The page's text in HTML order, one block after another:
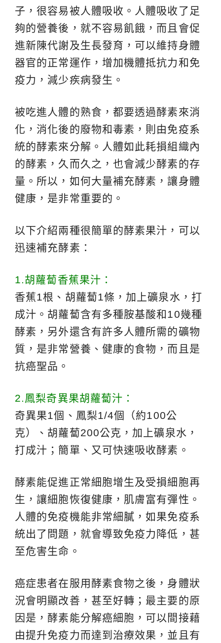
子，很容易被人體吸收。人體吸收了足
夠的營養後，就不容易飢餓，而且會促
進新陳代謝及生長發育，可以維持身體
器官的正常運作，增加機體抵抗力和免
疫力，減少疾病發生。
被吃進人體的熟食，都要透過酵素來消
化，消化後的廢物和毒素，則由免疫系
統的酵素來分解。人體如此耗損組織內
的酵素，久而久之，也會減少酵素的存
量。所以，如何大量補充酵素，讓身體
健康，是非常重要的。
以下介紹兩種很簡單的酵素果汁，可以
迅速補充酵素：
1.胡蘿蔔香蕉果汁：
香蕉1根、胡蘿蔔1條，加上礦泉水，打
成汁。胡蘿蔔含有多種胺基酸和10幾種
酵素，另外還含有許多人體所需的礦物
質，是非常營養、健康的食物，而且是
抗癌聖品。
2.鳳梨奇異果胡蘿蔔汁：
奇異果1個、鳳梨1/4個（約100公
克）、胡蘿蔔200公克，加上礦泉水，
打成汁；簡單、又可快速吸收酵素。
酵素能促進正常細胞增生及受損細胞再
生，讓細胞恢復健康，肌膚富有彈性。
人體的免疫機能非常細膩，如果免疫系
統出了問題，就會導致免疫力降低，甚
至危害生命。
癌症患者在服用酵素食物之後，身體狀
況會明顯改善，甚至好轉；最主要的原
因是，酵素能分解癌細胞，可以間接藉
由提升免疫力而達到治療效果，並且有